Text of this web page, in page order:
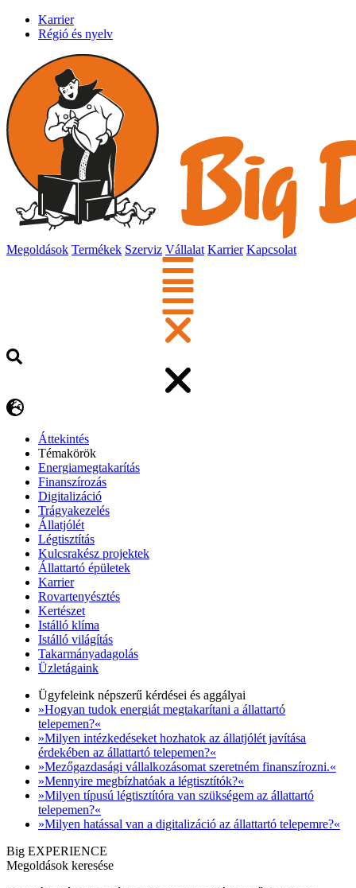
Karrier
Régió és nyelv
Megoldások Termékek Szerviz Vállalat Karrier Kapcsolat
Áttekintés
Témakörök
Energiamegtakarítás
Finanszírozás
Digitalizáció
Trágyakezelés
Állatjólét
Légtisztítás
Kulcsrakész projektek
Állattartó épületek
Karrier
Rovartenyésztés
Kertészet
Istálló klíma
Istálló világítás
Takarmányadagolás
Üzletágaink
Ügyfeleink népszerű kérdései és aggályai
»Hogyan tudok energiát megtakarítani a állattartó
telepemen?«
»Milyen intézkedéseket hozhatok az állatjólét javítása
érdekében az állattartó telepemen?«
»Mezőgazdasági vállalkozásomat szeretném finanszírozni.«
»Mennyire megbízhatóak a légtisztítók?«
»Milyen típusú légtisztítóra van szükségem az állattartó
telepemen?«
»Milyen hatással van a digitalizáció az állattartó telepemre?«
Big EXPERIENCE
Megoldások keresése